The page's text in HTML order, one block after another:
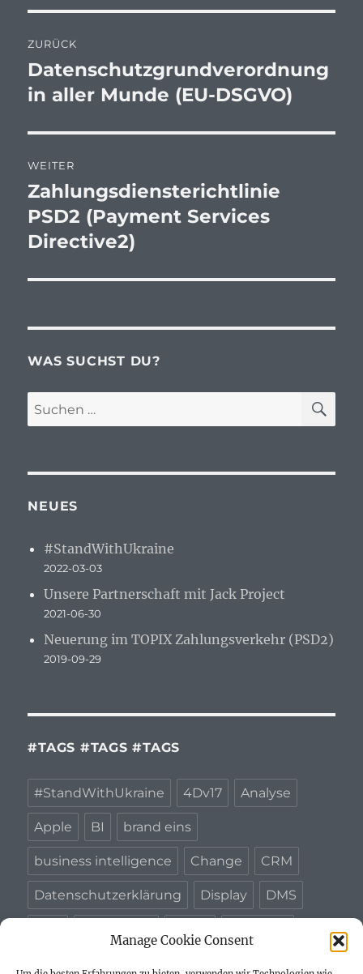
Manage Cookie Consent
ZURÜCK
Vorheriger
Beitrag:
Datenschutzgrundverordnung
in aller Munde (EU-DSGVO)
WEITER
Nächster
Beitrag:
Zahlungsdiensterichtlinie
PSD2 (Payment Services
Directive2)
WAS SUCHST DU?
Suchen
nach:
NEUES
#StandWithUkraine
2022-03-03
Unsere Partnerschaft mit Jack Project
2021-06-30
Neuerung im TOPIX Zahlungsverkehr (PSD2)
2019-09-29
#TAGS #TAGS #TAGS
#StandWithUkraine 4Dv17 Analyse
Apple BI brand eins
business intelligence Change CRM
Datenschutzerklärung Display DMS